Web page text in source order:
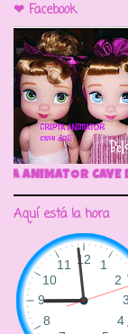
❤ Facebook
Aquí está la hora